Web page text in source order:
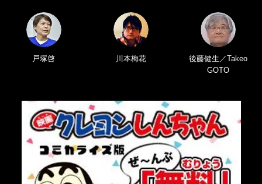
戸塚啓 川本梅花
後藤健生／Takeo
GOTO